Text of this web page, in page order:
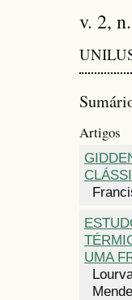
v. 2,
Artigos
UMA